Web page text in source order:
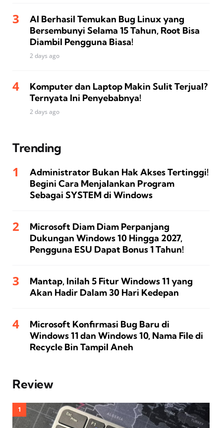
AI Berhasil Temukan Bug Linux yang
Bersembunyi Selama 15 Tahun, Root Bisa
Diambil Pengguna Biasa!
2 days ago
Komputer dan Laptop Makin Sulit Terjual?
Ternyata Ini Penyebabnya!
2 days ago
Trending
Administrator Bukan Hak Akses Tertinggi!
Begini Cara Menjalankan Program
Sebagai SYSTEM di Windows
Microsoft Diam Diam Perpanjang
Dukungan Windows 10 Hingga 2027,
Pengguna ESU Dapat Bonus 1 Tahun!
Mantap, Inilah 5 Fitur Windows 11 yang
Akan Hadir Dalam 30 Hari Kedepan
Microsoft Konfirmasi Bug Baru di
Windows 11 dan Windows 10, Nama File di
Recycle Bin Tampil Aneh
Review